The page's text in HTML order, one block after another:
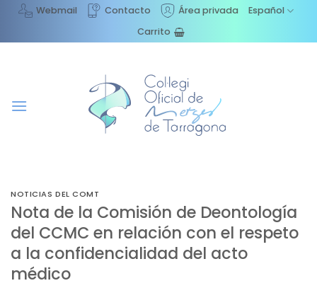
Saltar
contenido
Webmail Contacto Área privada
Español
Carrito
NOTICIAS DEL COMT
Nota de la Comisión de Deontología
del CCMC en relación con el respeto
a la confidencialidad del acto
médico